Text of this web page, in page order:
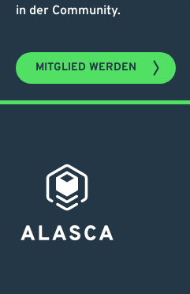
in der Community.
MITGLIED WERDEN